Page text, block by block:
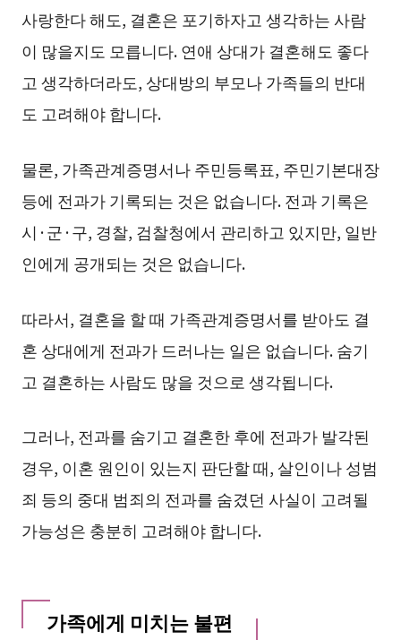
사랑한다 해도, 결혼은 포기하자고 생각하는 사람
이 많을지도 모릅니다. 연애 상대가 결혼해도 좋다
고 생각하더라도, 상대방의 부모나 가족들의 반대
도 고려해야 합니다.
물론, 가족관계증명서나 주민등록표, 주민기본대장
등에 전과가 기록되는 것은 없습니다. 전과 기록은
시·군·구, 경찰, 검찰청에서 관리하고 있지만, 일반
인에게 공개되는 것은 없습니다.
따라서, 결혼을 할 때 가족관계증명서를 받아도 결
혼 상대에게 전과가 드러나는 일은 없습니다. 숨기
고 결혼하는 사람도 많을 것으로 생각됩니다.
그러나, 전과를 숨기고 결혼한 후에 전과가 발각된
경우, 이혼 원인이 있는지 판단할 때, 살인이나 성범
죄 등의 중대 범죄의 전과를 숨겼던 사실이 고려될
가능성은 충분히 고려해야 합니다.
가족에게 미치는 불편